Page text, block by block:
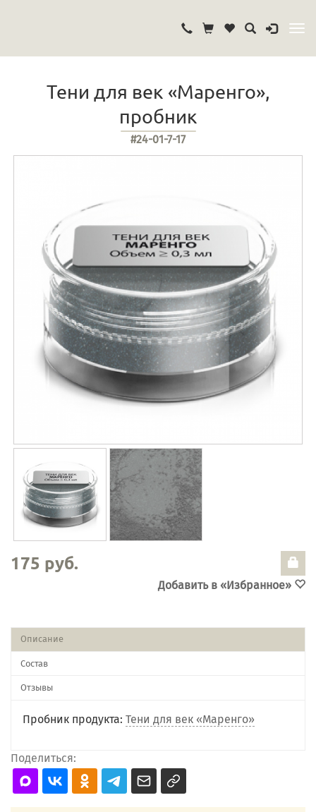
Тени для век «Маренго»,
пробник
#24-01-7-17
175 руб.
Добавить в «Избранное»
Описание
Состав
Отзывы
Пробник продукта: Тени для век «Маренго»
Поделиться: